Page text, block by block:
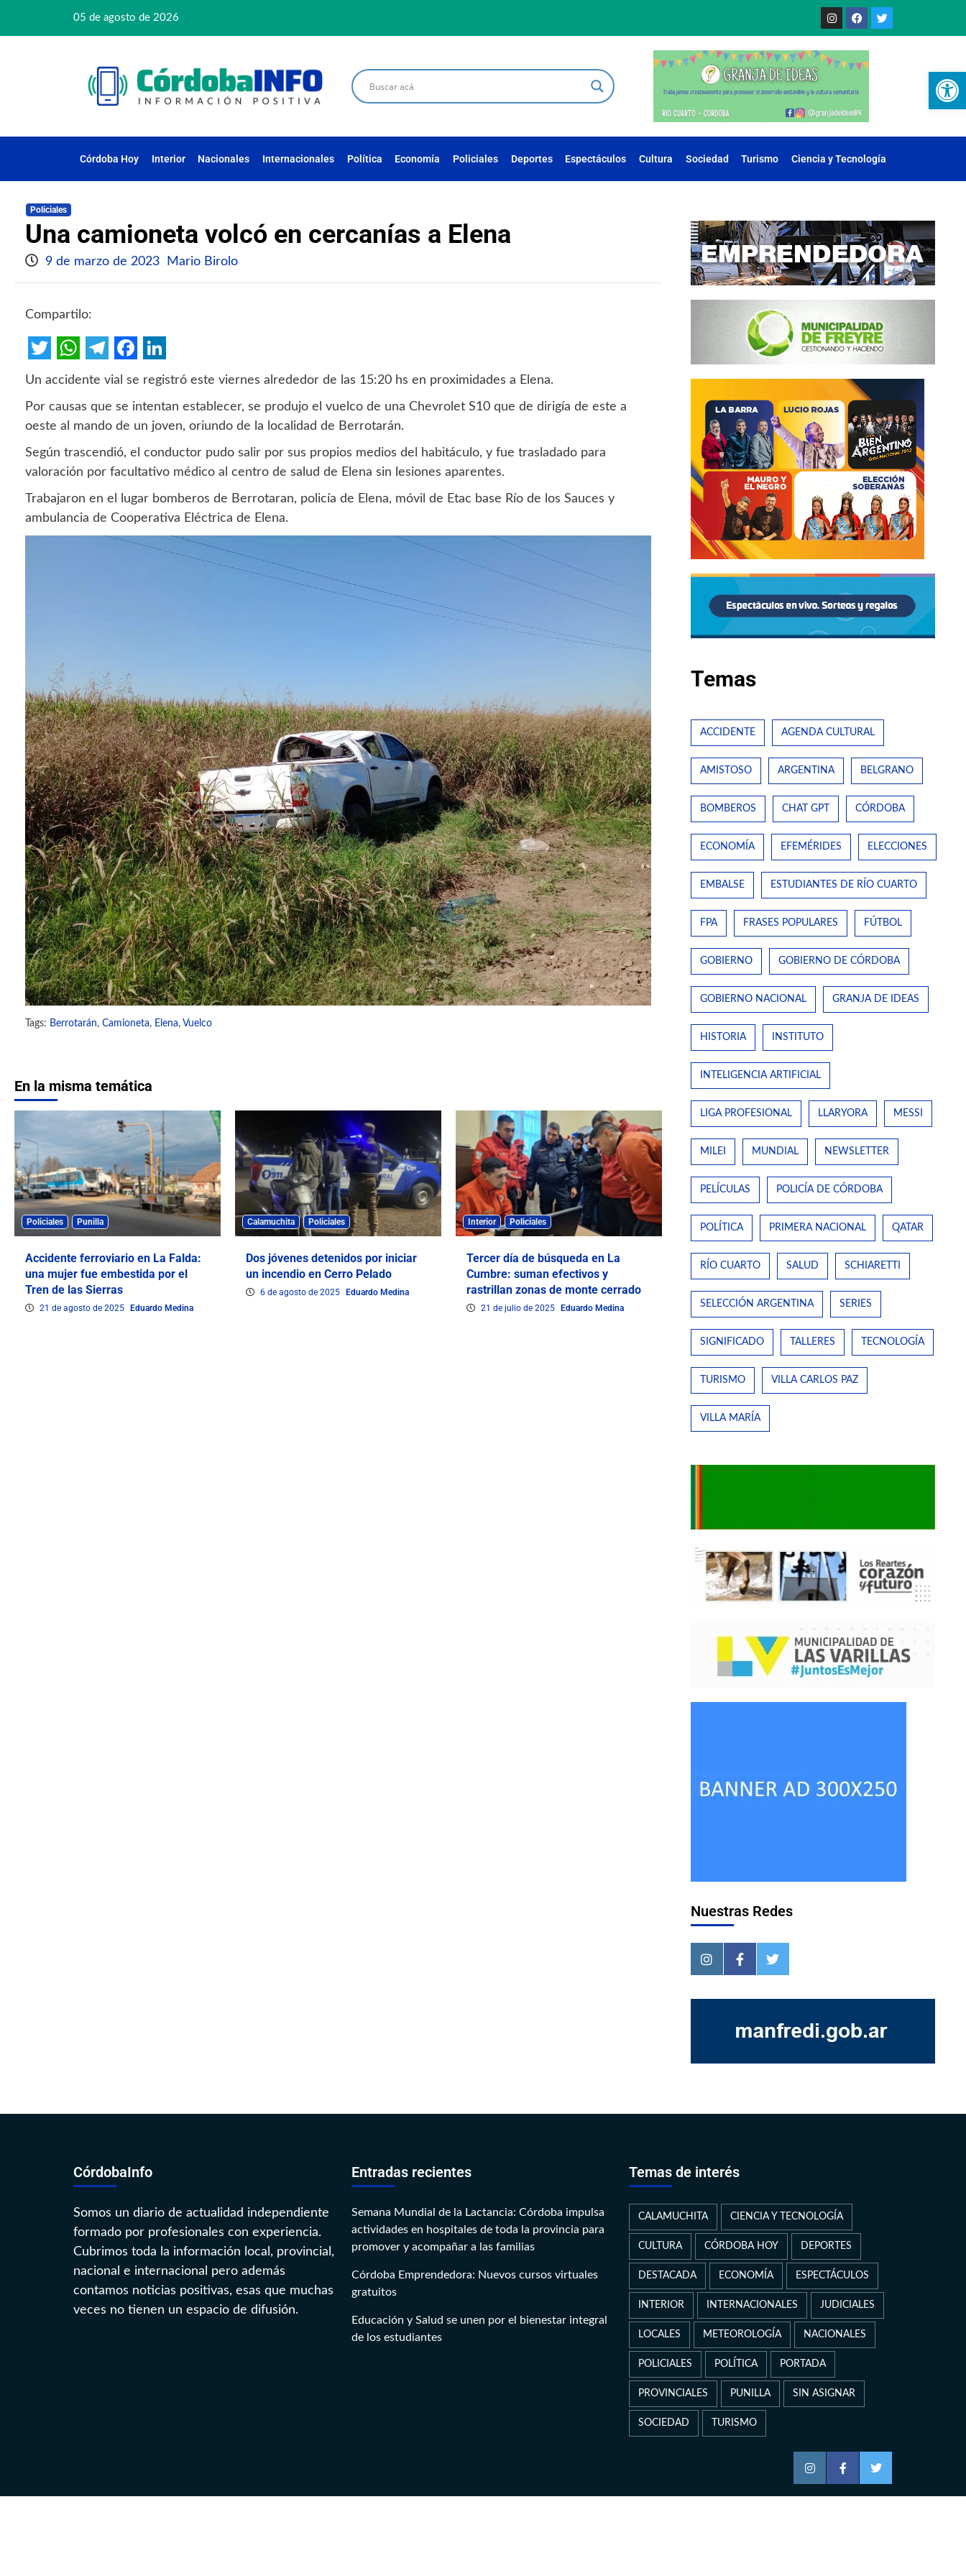
05 de agosto de 2026
Córdoba Hoy Interior Nacionales Internacionales Política Economía Policiales Deportes Espectáculos Cultura Sociedad Turismo Ciencia y Tecnología
Policiales
Una camioneta volcó en cercanías a Elena
9 de marzo de 2023 Mario Birolo
Compartilo:
Twitter
WhatsApp
Telegram
Facebook
LinkedIn
Un accidente vial se registró este viernes alrededor de las 15:20 hs en proximidades a Elena.
Por causas que se intentan establecer, se produjo el vuelco de una Chevrolet S10 que de dirigía de este a
oeste al mando de un joven, oriundo de la localidad de Berrotarán.
Según trascendió, el conductor pudo salir por sus propios medios del habitáculo, y fue trasladado para
valoración por facultativo médico al centro de salud de Elena sin lesiones aparentes.
Trabajaron en el lugar bomberos de Berrotaran, policía de Elena, móvil de Etac base Río de los Sauces y
ambulancia de Cooperativa Eléctrica de Elena.
Tags: Berrotarán, Camioneta, Elena, Vuelco
En la misma temática
Policiales Punilla
Accidente ferroviario en La Falda:
una mujer fue embestida por el
Tren de las Sierras
21 de agosto de 2025 Eduardo Medina
Calamuchita Policiales
Dos jóvenes detenidos por iniciar
un incendio en Cerro Pelado
6 de agosto de 2025 Eduardo Medina
Interior Policiales
Tercer día de búsqueda en La
Cumbre: suman efectivos y
rastrillan zonas de monte cerrado
21 de julio de 2025 Eduardo Medina
Temas
ACCIDENTE AGENDA CULTURAL
AMISTOSO ARGENTINA BELGRANO
BOMBEROS CHAT GPT CÓRDOBA
ECONOMÍA EFEMÉRIDES ELECCIONES
EMBALSE ESTUDIANTES DE RÍO CUARTO
FPA FRASES POPULARES FÚTBOL
GOBIERNO GOBIERNO DE CÓRDOBA
GOBIERNO NACIONAL GRANJA DE IDEAS
HISTORIA INSTITUTO
INTELIGENCIA ARTIFICIAL
LIGA PROFESIONAL LLARYORA MESSI
MILEI MUNDIAL NEWSLETTER
PELÍCULAS POLICÍA DE CÓRDOBA
POLÍTICA PRIMERA NACIONAL QATAR
RÍO CUARTO SALUD SCHIARETTI
SELECCIÓN ARGENTINA SERIES
SIGNIFICADO TALLERES TECNOLOGÍA
TURISMO VILLA CARLOS PAZ
VILLA MARÍA
Nuestras Redes
CórdobaInfo
Somos un diario de actualidad independiente
formado por profesionales con experiencia.
Cubrimos toda la información local, provincial,
nacional e internacional pero además
contamos noticias positivas, esas que muchas
veces no tienen un espacio de difusión.
Entradas recientes
Semana Mundial de la Lactancia: Córdoba impulsa
actividades en hospitales de toda la provincia para
promover y acompañar a las familias
Córdoba Emprendedora: Nuevos cursos virtuales
gratuitos
Educación y Salud se unen por el bienestar integral
de los estudiantes
Temas de interés
CALAMUCHITA CIENCIA Y TECNOLOGÍA
CULTURA CÓRDOBA HOY DEPORTES
DESTACADA ECONOMÍA ESPECTÁCULOS
INTERIOR INTERNACIONALES JUDICIALES
LOCALES METEOROLOGÍA NACIONALES
POLICIALES POLÍTICA PORTADA
PROVINCIALES PUNILLA SIN ASIGNAR
SOCIEDAD TURISMO